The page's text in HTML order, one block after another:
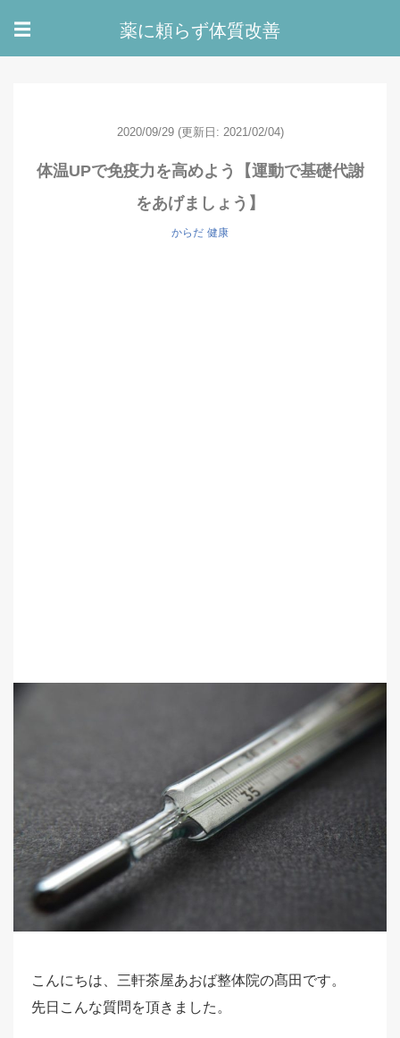
☰ 薬に頼らず体質改善
2020/09/29 (更新日: 2021/02/04)
体温UPで免疫力を高めよう【運動で基礎代謝
をあげましょう】
からだ 健康
こんにちは、三軒茶屋あおば整体院の髙田です。
先日こんな質問を頂きました。